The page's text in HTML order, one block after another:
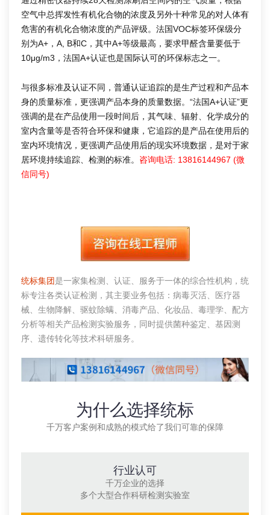
空气中总挥发性有机化合物的浓度及另外十种常见的对人体有
危害的有机化合物浓度的产品评级。法国VOC标签环保级分
别为A+，A, B和C，其中A+等级最高，要求甲醛含量要低于
10μg/m3，法国A+认证也是国际认可的环保标志之一。
与很多标准及认证不同，普通认证追踪的是生产过程和产品本
身的质量标准，更强调产品本身的质量数据。“法国A+认证”更
强调的是在产品使用一段时间后，其气味、辐射、化学成分的
室内含量等是否符合环保和健康，它追踪的是产品在使用后的
室内环境情况，更强调产品使用后的现实环境数据，是对于家
居环境持续追踪、检测的标准。 咨询电话: 13816144967 (微
信同号)
统标集团是一家集检测、认证、服务于一体的综合性机构，统
标专注各类认证检测，其主要业务包括：病毒灭活、医疗器
械、生物降解、驱蚊除螨、消毒产品、化妆品、毒理学、配方
分析等相关产品检测实验服务，同时提供菌种鉴定、基因测
序、遗传转化等技术科研服务。
为什么选择统标
千万客户案例和成熟的模式给了我们可靠的保障
行业认可
千万企业的选择
多个大型合作科研检测实验室